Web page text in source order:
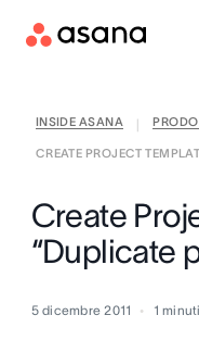
INSIDE ASANA
CREATE PROJECT
Create
“Duplicate
5 dicembre 2011 1